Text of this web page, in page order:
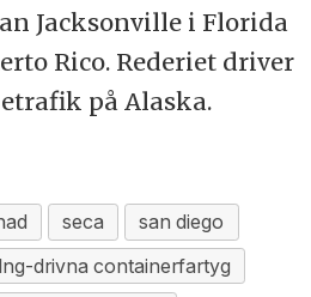
Jacksonville i Florida
Rico. Rederiet driver
på Alaska.
seca
san diego
lng-drivna containerfartyg